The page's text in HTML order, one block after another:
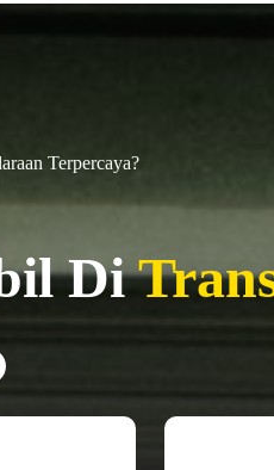
Terpercaya?
Di